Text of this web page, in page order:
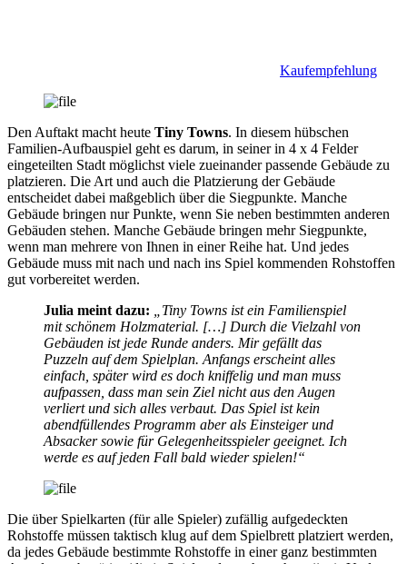
Kaufempfehlung
Den Auftakt macht heute Tiny Towns. In diesem hübschen
Familien-Aufbauspiel geht es darum, in seiner in 4 x 4 Felder
eingeteilten Stadt möglichst viele zueinander passende Gebäude zu
platzieren. Die Art und auch die Platzierung der Gebäude
entscheidet dabei maßgeblich über die Siegpunkte. Manche
Gebäude bringen nur Punkte, wenn Sie neben bestimmten anderen
Gebäuden stehen. Manche Gebäude bringen mehr Siegpunkte,
wenn man mehrere von Ihnen in einer Reihe hat. Und jedes
Gebäude muss mit nach und nach ins Spiel kommenden Rohstoffen
gut vorbereitet werden.
Julia meint dazu:
„Tiny Towns ist ein Familienspiel
mit schönem Holzmaterial. […] Durch die Vielzahl von
Gebäuden ist jede Runde anders. Mir gefällt das
Puzzeln auf dem Spielplan. Anfangs erscheint alles
einfach, später wird es doch kniffelig und man muss
aufpassen, dass man sein Ziel nicht aus den Augen
verliert und sich alles verbaut. Das Spiel ist kein
abendfüllendes Programm aber als Einsteiger und
Absacker sowie für Gelegenheitsspieler geeignet. Ich
werde es auf jeden Fall bald wieder spielen!“
Die über Spielkarten (für alle Spieler) zufällig aufgedeckten
Rohstoffe müssen taktisch klug auf dem Spielbrett platziert werden,
da jedes Gebäude bestimmte Rohstoffe in einer ganz bestimmten